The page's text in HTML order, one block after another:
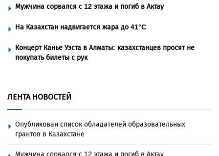
Мужчина сорвался с 12 этажа и погиб в Актау
На Казахстан надвигается жара до 41°C
Концерт Канье Уэста в Алматы: казахстанцев просят не
покупать билеты с рук
ЛЕНТА НОВОСТЕЙ
Опубликован список обладателей образовательных
грантов в Казахстане